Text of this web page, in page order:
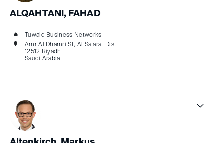
ALQAHTANI, FAHAD
Tuwaiq Business Networks
Amr Al Dhamri St, Al Safarat Dist
12512 Riyadh
Saudi Arabia